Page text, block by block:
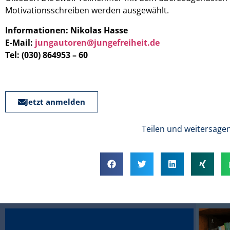
Motivationsschreiben werden ausgewählt.
Informationen: Nikolas Hasse
E-Mail: jungautoren@jungefreiheit.de
Tel: (030) 864953 – 60
Jetzt anmelden
Teilen und